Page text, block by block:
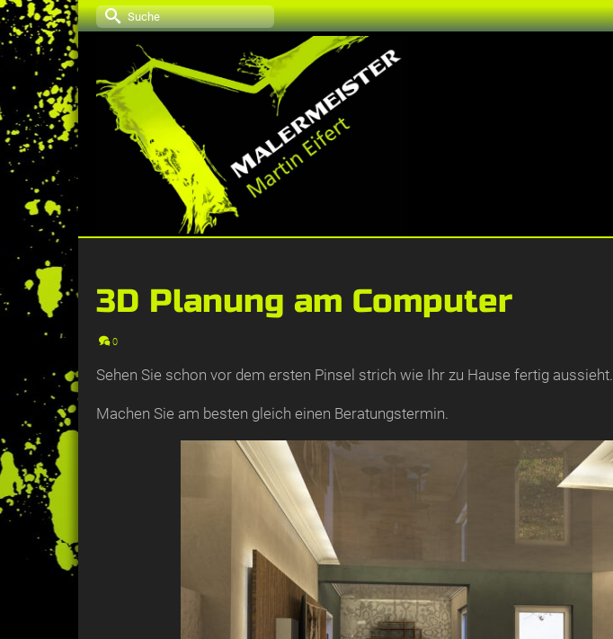
Suche
3D Planung am Computer
0
Sehen Sie schon vor dem ersten Pinsel strich wie Ihr zu Hause fertig aussieht.
Machen Sie am besten gleich einen Beratungstermin.